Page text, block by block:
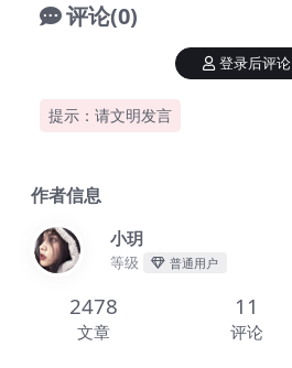
评论(0)
提示：请文明发言
登录后评论
作者信息
小玥
等级 普通用户
2478
文章
11
评论